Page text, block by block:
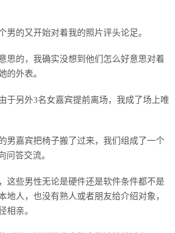
男的又开始对着我的照片评头论足。
思的，我确实没想到他们怎么好意思对着
的外表。
于另外3名女嘉宾提前离场，我成了场上唯
男嘉宾把椅子搬了过来，我们组成了一个
问答交流。
这些男性无论是硬件还是软件条件都不是
地人，也没有熟人或者朋友给介绍对象，
相亲。